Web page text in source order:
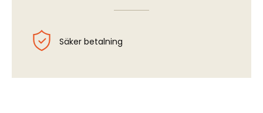
Säker betalning